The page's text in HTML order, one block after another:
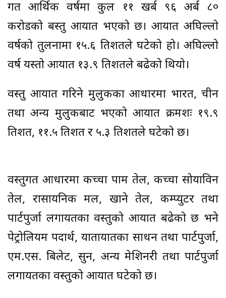
गत आर्थिक वर्षमा कुल ११ खर्ब ९६ अर्ब ८०
करोडको बस्तु आयात भएको छ। आयात अघिल्लो
वर्षको तुलनामा १५.६ प्रतिशतले घटेको हो। अघिल्लो
वर्ष यस्तो आयात १३.९ प्रतिशतले बढेको थियो।
वस्तु आयात गरिने मुलुकका आधारमा भारत, चीन
तथा अन्य मुलुकबाट भएको आयात क्रमशः १९.९
प्रतिशत, ११.५ प्रतिशत र ५.३ प्रतिशतले घटेको छ।
वस्तुगत आधारमा कच्चा पाम तेल, कच्चा सोयाविन
तेल, रासायनिक मल, खाने तेल, कम्प्युटर तथा
पार्टपुर्जा लगायतका वस्तुको आयात बढेको छ भने
पेट्रोलियम पदार्थ, यातायातका साधन तथा पार्टपुर्जा,
एम.एस. बिलेट, सुन, अन्य मेशिनरी तथा पार्टपुर्जा
लगायतका वस्तुको आयात घटेको छ।